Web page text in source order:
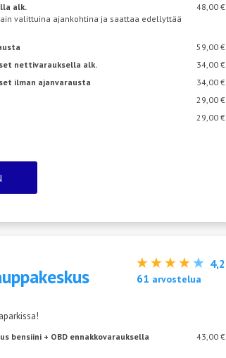
alk.
48,00 €
valittuina ajankohtina ja saattaa edellyttää
59,00 €
nettivarauksella alk.
34,00 €
ilman ajanvarausta
34,00 €
29,00 €
29,00 €
4,2
61 arvostelua
bensiini + OBD ennakkovarauksella
43,00 €